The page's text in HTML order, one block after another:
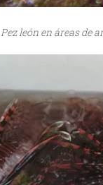
Pez león en áreas de